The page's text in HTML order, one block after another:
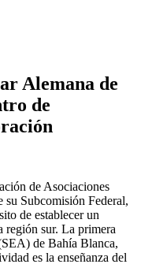
Alemana de
de
de Asociaciones
Subcomisión Federal,
de establecer un
región sur. La primera
de Bahía Blanca,
es la enseñanza del